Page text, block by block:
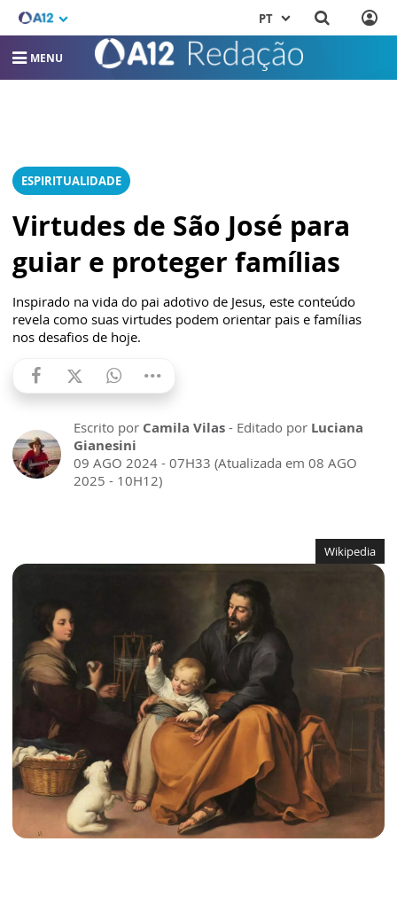
PT
MENU
ESPIRITUALIDADE
Virtudes de São José para
guiar e proteger famílias
Inspirado na vida do pai adotivo de Jesus, este conteúdo
revela como suas virtudes podem orientar pais e famílias
nos desafios de hoje.
Escrito por Camila Vilas - Editado por Luciana
Gianesini
09 AGO 2024 - 07H33 (Atualizada em 08 AGO
2025 - 10H12)
Wikipedia